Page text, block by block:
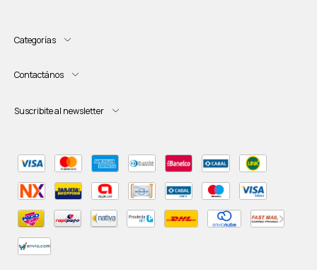
Categorías
Contactános
Suscribite al newsletter